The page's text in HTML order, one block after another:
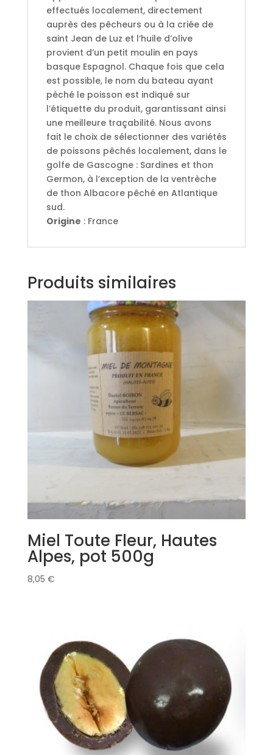
effectués localement, directement
auprès des pêcheurs ou à la criée de
saint Jean de Luz et l’huile d’olive
provient d’un petit moulin en pays
basque Espagnol. Chaque fois que cela
est possible, le nom du bateau ayant
péché le poisson est indiqué sur
l’étiquette du produit, garantissant ainsi
une meilleure traçabilité. Nous avons
fait le choix de sélectionner des variétés
de poissons pêchés localement, dans le
golfe de Gascogne : Sardines et thon
Germon, à l’exception de la ventrèche
de thon Albacore pêché en Atlantique
sud.
Origine : France
Produits similaires
Miel Toute Fleur, Hautes
Alpes, pot 500g
8,05 €